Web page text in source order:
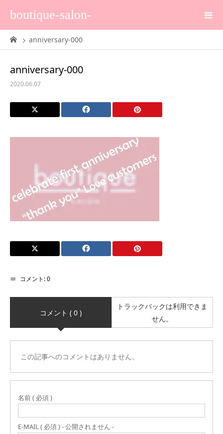
boutique-salon-
anniversary-000
anniversary-000
2020.06.07
コメント:0
コメント ( 0 )
トラックバックは利用できま
せん。
この記事へのコメントはありません。
名前 ( 必須 )
E-MAIL ( 必須 ) - 公開されません -